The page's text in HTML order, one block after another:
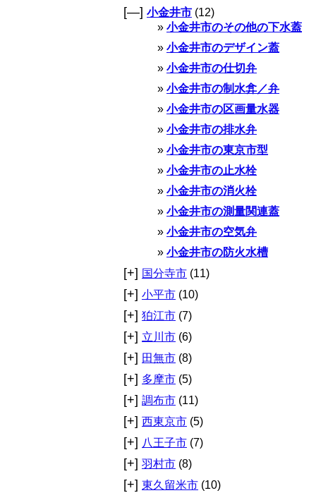
[—] 小金井市 (12)
小金井市のその他の下水蓋
小金井市のデザイン蓋
小金井市の仕切弁
小金井市の制水弇／弁
小金井市の区画量水器
小金井市の排水弁
小金井市の東京市型
小金井市の止水栓
小金井市の消火栓
小金井市の測量関連蓋
小金井市の空気弁
小金井市の防火水槽
[+] 国分寺市 (11)
[+] 小平市 (10)
[+] 狛江市 (7)
[+] 立川市 (6)
[+] 田無市 (8)
[+] 多摩市 (5)
[+] 調布市 (11)
[+] 西東京市 (5)
[+] 八王子市 (7)
[+] 羽村市 (8)
[+] 東久留米市 (10)